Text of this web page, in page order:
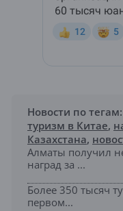
Новости по тегам:
туризм в Китае,
Казахстана,
Алматы получил
наград за ...
Более 350 тысяч
первом...